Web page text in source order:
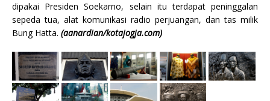
dipakai Presiden Soekarno, selain itu terdapat peninggalan
sepeda tua, alat komunikasi radio perjuangan, dan tas milik
Bung Hatta. (aanardian/kotajogja.com)